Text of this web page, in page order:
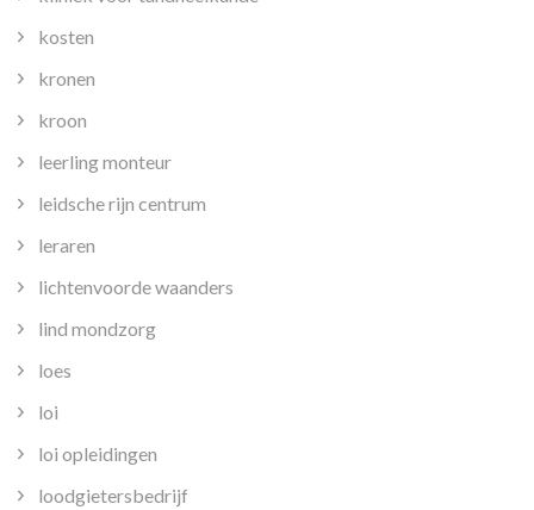
kosten
kronen
kroon
leerling monteur
leidsche rijn centrum
leraren
lichtenvoorde waanders
lind mondzorg
loes
loi
loi opleidingen
loodgietersbedrijf